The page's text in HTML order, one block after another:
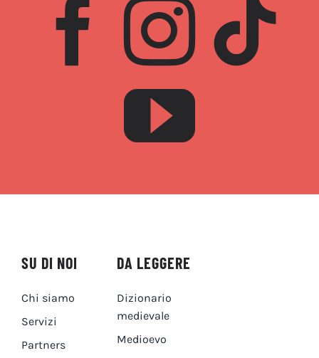
SU DI NOI
Chi siamo
Servizi
Partners
DA LEGGERE
Dizionario
medievale
Medioevo